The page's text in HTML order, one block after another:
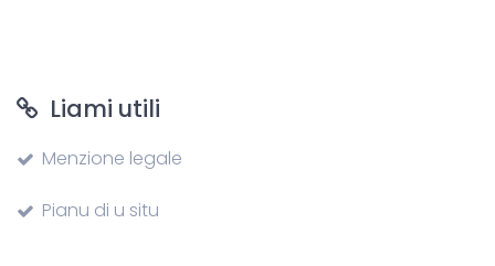
Liami utili
Menzione legale
Pianu di u situ